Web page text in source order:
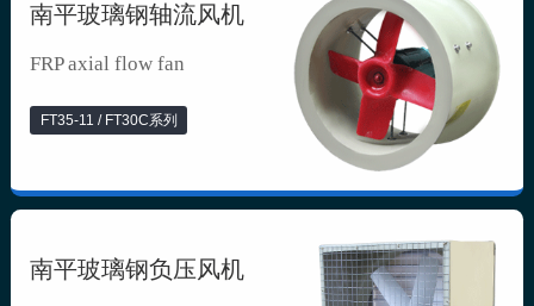
南平玻璃钢轴流风机
FRP axial flow fan
FT35-11 / FT30C系列
南平玻璃钢负压风机